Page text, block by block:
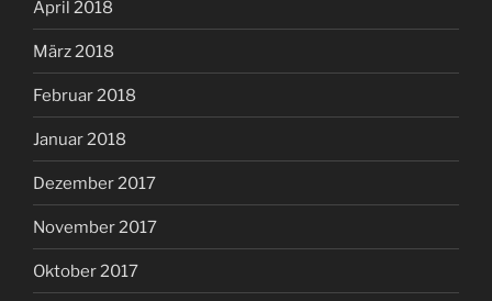
April 2018
März 2018
Februar 2018
Januar 2018
Dezember 2017
November 2017
Oktober 2017